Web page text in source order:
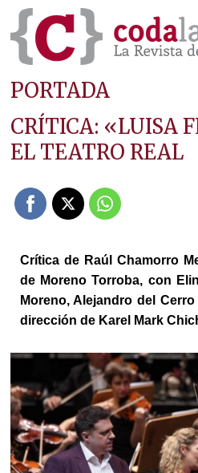
PORTADA
CRÍTICA: «LUISA
EL TEATRO REAL
Crítica de Raúl Chamorro
de Moreno Torroba, con
Moreno, Alejandro del
dirección de Karel Mark